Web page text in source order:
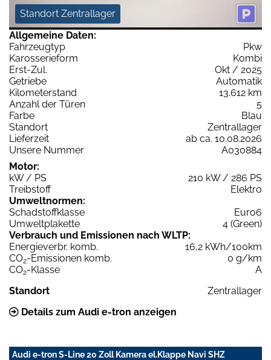
Standort Zentrallager
Allgemeine Daten:
Fahrzeugtyp
Pkw
Karosserieform
Kombi
Erst-Zul.
Okt / 2025
Getriebe
Automatik
Kilometerstand
13.612 km
Anzahl der Türen
5
Farbe
Blau
Standort
Zentrallager
Lieferzeit
ab ca. 10.08.2026
Unsere Nummer
A030884
Motor:
kW / PS
210 kW / 286 PS
Treibstoff
Elektro
Umweltnormen:
Schadstoffklasse
Euro6
Umweltplakette
4 (Green)
Verbrauch und Emissionen nach WLTP:
Energieverbr. komb.
16,2 kWh/100km
CO2-Emissionen komb.
0 g/km
CO2-Klasse
A
Standort
Zentrallager
Details zum Audi e-tron anzeigen
Audi e-tron S-Line 20 Zoll Kamera el.Klappe Navi SHZ